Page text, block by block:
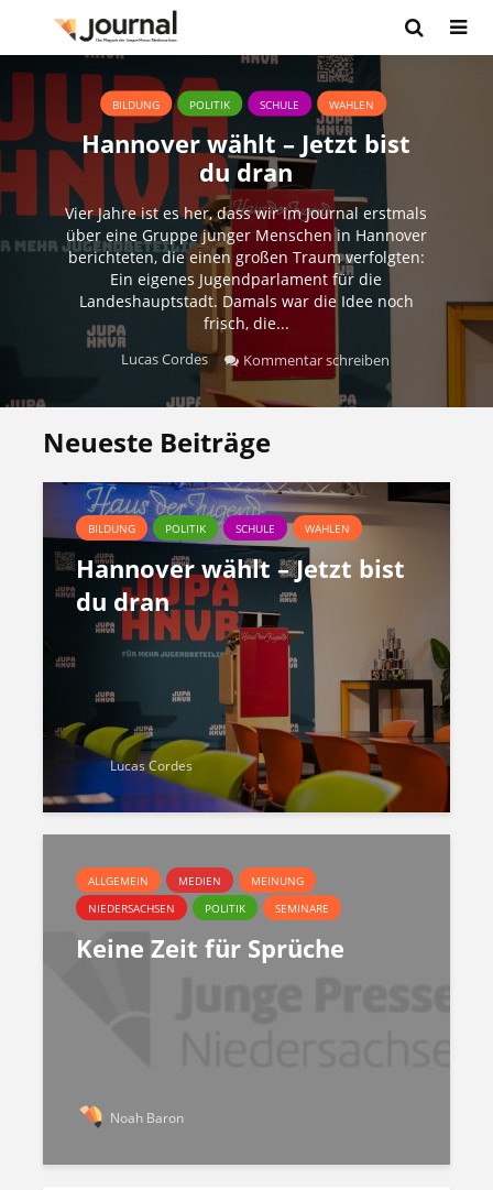
BILDUNG POLITIK SCHULE WAHLEN
Hannover wählt – Jetzt bist
du dran
Vier Jahre ist es her, dass wir im Journal erstmals
über eine Gruppe junger Menschen in Hannover
berichteten, die einen großen Traum verfolgten:
Ein eigenes Jugendparlament für die
Landeshauptstadt. Damals war die Idee noch
frisch, die...
Lucas Cordes Kommentar schreiben
Neueste Beiträge
BILDUNG POLITIK SCHULE WAHLEN
Hannover wählt – Jetzt bist
du dran
Lucas Cordes
ALLGEMEIN MEDIEN
MEINUNG
NIEDERSACHSEN
POLITIK SEMINARE
Keine Zeit für Sprüche
Noah Baron